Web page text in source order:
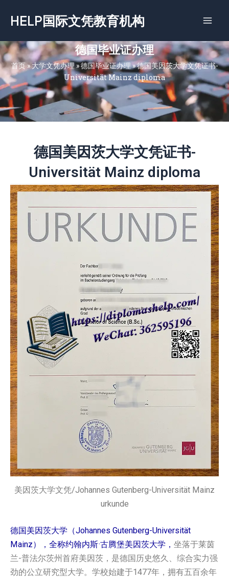
容
HELP国际文凭教育机构
德国毕业证办理
首页»大学文凭办理»德国毕业证办理»德国美因茨大学文凭证书-
Universität Mainz diploma
德国美因茨大学文凭证书-
Universität Mainz diploma
美因茨大学文凭/Johannes Gutenberg-Universität Mainz
urkunde
德国美因茨大学（Johannes Gutenberg-Universität
Mainz），全称约翰内斯·古腾堡美因茨大学， 坐落于莱茵
兰-普法尔茨州首府美因茨，是德国历史悠久、综合实力强
劲的公立研究型大学。学校始建于1477年，拥有五百余年